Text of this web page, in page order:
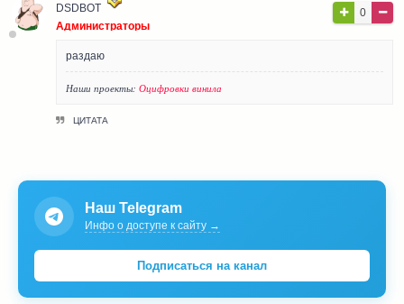
DSDBOT
Администраторы
0
раздаю
Наши проекты: Оцифровки винила
ЦИТАТА
Наш Telegram
Инфо о доступе к сайту →
Подписаться на канал